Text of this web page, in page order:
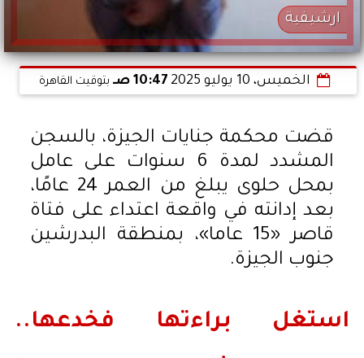
ارشيفية
الخميس، 10 يوليو 2025 10:47 صـ بتوقيت القاهرة
قضت محكمة جنايات الجيزة، بالسجن
المشدد لمدة 6 سنوات على عامل
بمحل حلوى يبلغ من العمر 24 عامًا،
بعد إدانته في واقعة اعتداء على فتاة
قاصر «15 عاما»، بمنطقة البدرشين
جنوب الجيزة.
استغل براءتها فخدعها..